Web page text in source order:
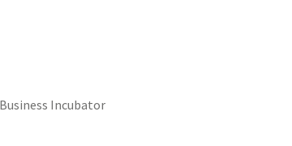
Business Incubator